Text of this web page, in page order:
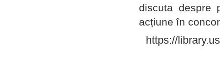
discuta despre
acțiune în
https://